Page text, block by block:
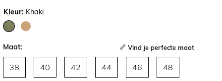
Kleur: Khaki
Maat: Vind je perfecte maat
38 40 42 44 46 48